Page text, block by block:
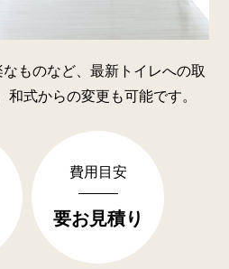
ものなど、最新トイレへの取
式からの変更も可能です。
費用目安
要お見積り